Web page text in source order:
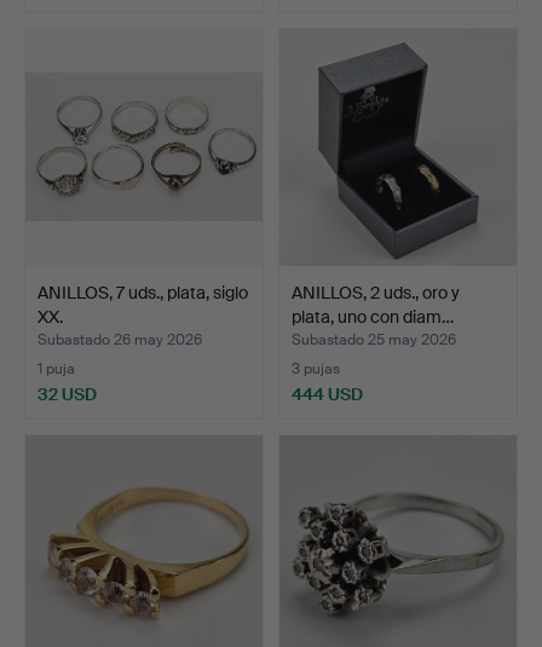
ANILLOS, 7 uds., plata, siglo
XX.
Subastado 26 may 2026
1 puja
32 USD
ANILLOS, 2 uds., oro y
plata, uno con diam…
Subastado 25 may 2026
3 pujas
444 USD